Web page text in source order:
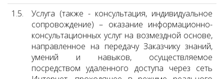
1.5.
Услуга (также - консультация, индивидуальное
сопровождение) – оказание информационно-
консультационных услуг на возмездной основе,
направленное на передачу Заказчику знаний,
умений и навыков, осуществляемое
посредством удаленного доступа через сеть